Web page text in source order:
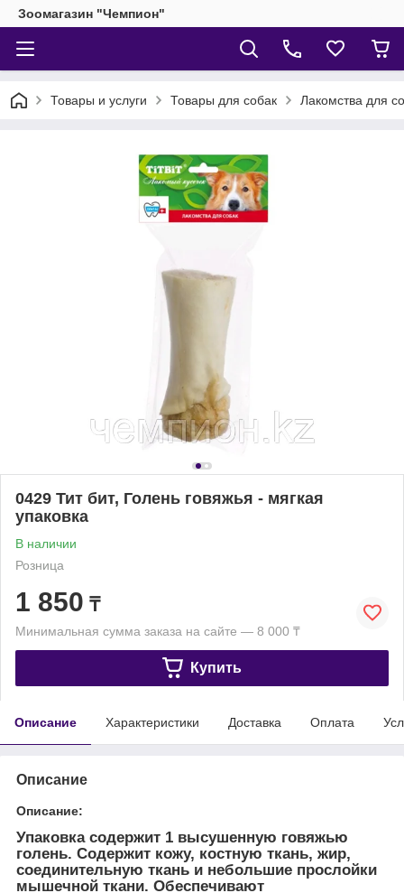
Зоомагазин "Чемпион"
Товары и услуги Товары для собак Лакомства для
0429 Тит бит, Голень говяжья - мягкая
упаковка
В наличии
Розница
1 850 ₸
Минимальная сумма заказа на сайте — 8 000 ₸
Купить
Описание Характеристики Доставка Оплата
Описание
Описание:
Упаковка содержит 1 высушенную говяжью
голень. Содержит кожу, костную ткань, жир,
соединительную ткань и небольшие прослойки
мышечной ткани. Обеспечивают